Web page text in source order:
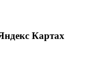
Картах